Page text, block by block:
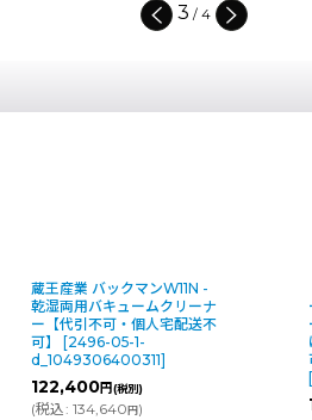
3 / 4
【リース契約可能】ケルヒャ
ー IVS 100/55 - 産業用バキュ
ームクリーナー 粉塵回収向
けモデル 業務用【代引不
可・個人宅配送不可】
[10411-03-1-d_1.573-724.0
1,390,400円(税別)